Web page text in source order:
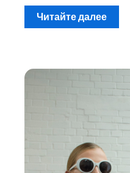
Читайте далее